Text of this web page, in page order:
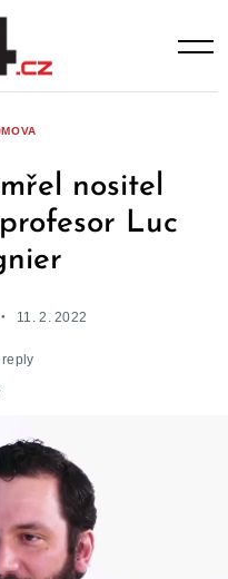
nositel
Luc
11. 2. 2022
reply